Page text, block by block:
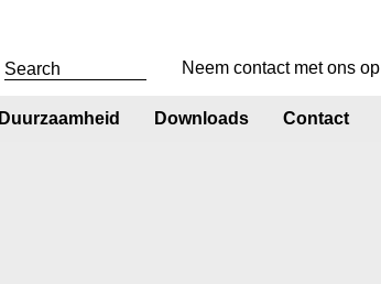
Neem contact met ons op
Duurzaamheid Downloads Contact